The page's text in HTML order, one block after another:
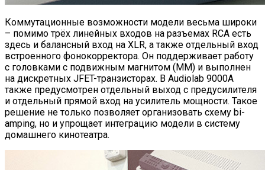
Коммутационные возможности модели весьма широки
– помимо трёх линейных входов на разъемах RCA есть
здесь и балансный вход на XLR, а также отдельный вход
встроенного фонокорректора. Он поддерживает работу
с головками с подвижным магнитом (ММ) и выполнен
на дискретных JFET-транзисторах. В Audiolab 9000A
также предусмотрен отдельный выход с предусилителя
и отдельный прямой вход на усилитель мощности. Такое
решение не только позволяет организовать схему bi-
amping, но и упрощает интеграцию модели в систему
домашнего кинотеатра.